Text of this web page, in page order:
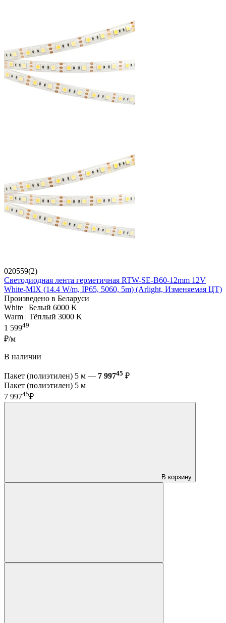
020559(2)
Светодиодная лента герметичная RTW-SE-B60-12mm 12V
White-MIX (14.4 W/m, IP65, 5060, 5m) (Arlight, Изменяемая ЦТ)
Произведено в Беларуси
White | Белый 6000 K
Warm | Тёплый 3000 K
1 59949
₽/м
В наличии
Пакет (полиэтилен) 5 м — 7 99745 ₽
Пакет (полиэтилен) 5 м
7 99745₽
В корзину